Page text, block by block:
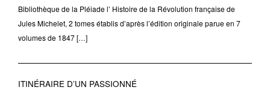
Bibliothèque de la Pléiade l’ Histoire de la Révolution française de
Jules Michelet, 2 tomes établis d’après l’édition originale parue en 7
volumes de 1847 […]
ITINÉRAIRE D’UN PASSIONNÉ